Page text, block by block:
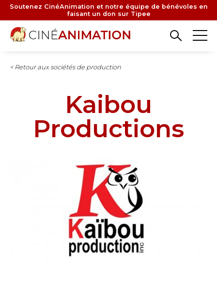
Aller
contenu
principal
Soutenez CinéAnimation et notre équipe de bénévoles en
faisant un don sur Tipee
< Retour aux sociétés de production
Kaibou
Productions